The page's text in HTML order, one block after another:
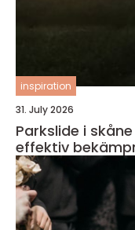
inspiration
31. July 2026
Parkslide i skåne risker, lagstiftning och
effektiv